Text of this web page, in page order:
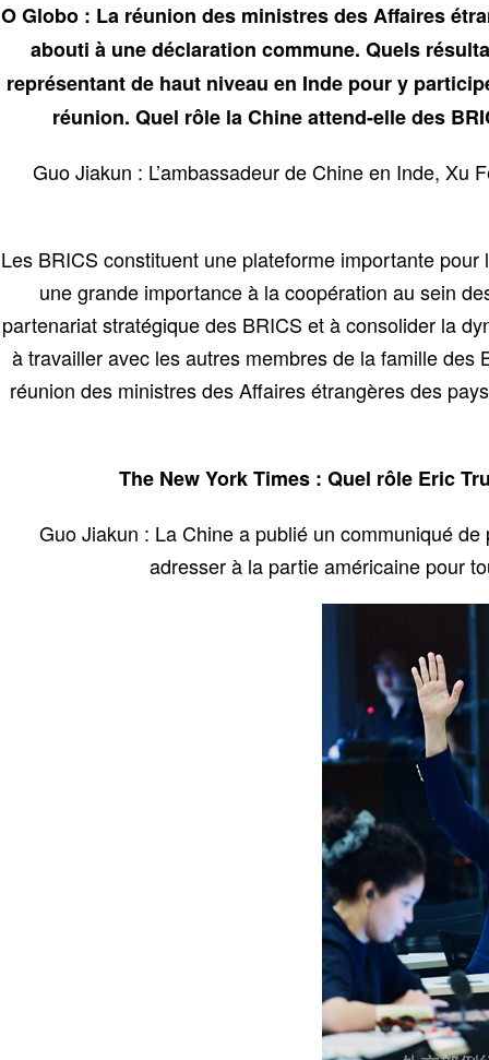
O Globo : La réunion des ministres des Affaires
abouti à une déclaration commune. Quels
représentant de haut niveau en Inde pour y
réunion. Quel rôle la Chine attend-elle des
Guo Jiakun : L’ambassadeur de Chine en Inde,
Les BRICS constituent une plateforme importante
une grande importance à la coopération au sein
partenariat stratégique des BRICS et à consolider la
à travailler avec les autres membres de la famille des
réunion des ministres des Affaires étrangères des
The New York Times : Quel rôle Eric
Guo Jiakun : La Chine a publié un communiqué
adresser à la partie américaine pour